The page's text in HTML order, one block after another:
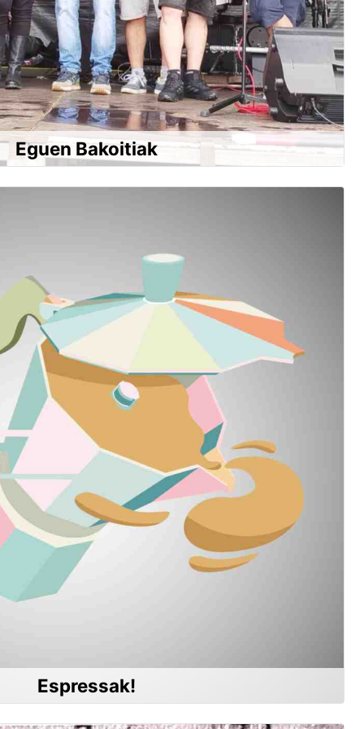
Eguen Bakoitiak
Espressak!